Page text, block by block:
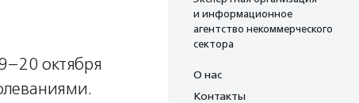
октября
и информационное
агентство некоммерческого
сектора
О нас
Контакты